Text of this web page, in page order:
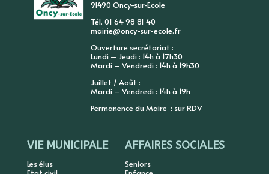
91490 Oncy-sur-Ecole
Tél. 01 64 98 81 40
mairie@oncy-sur-ecole.fr
Ouverture secrétariat :
Lundi – Jeudi : 14h à 17h30
Mardi – Vendredi : 14h à 19h30
Juillet / Août :
Mardi – Vendredi : 14h à 19h
Permanence du Maire : sur RDV
VIE MUNICIPALE
Les élus
AFFAIRES SOCIALES
Seniors